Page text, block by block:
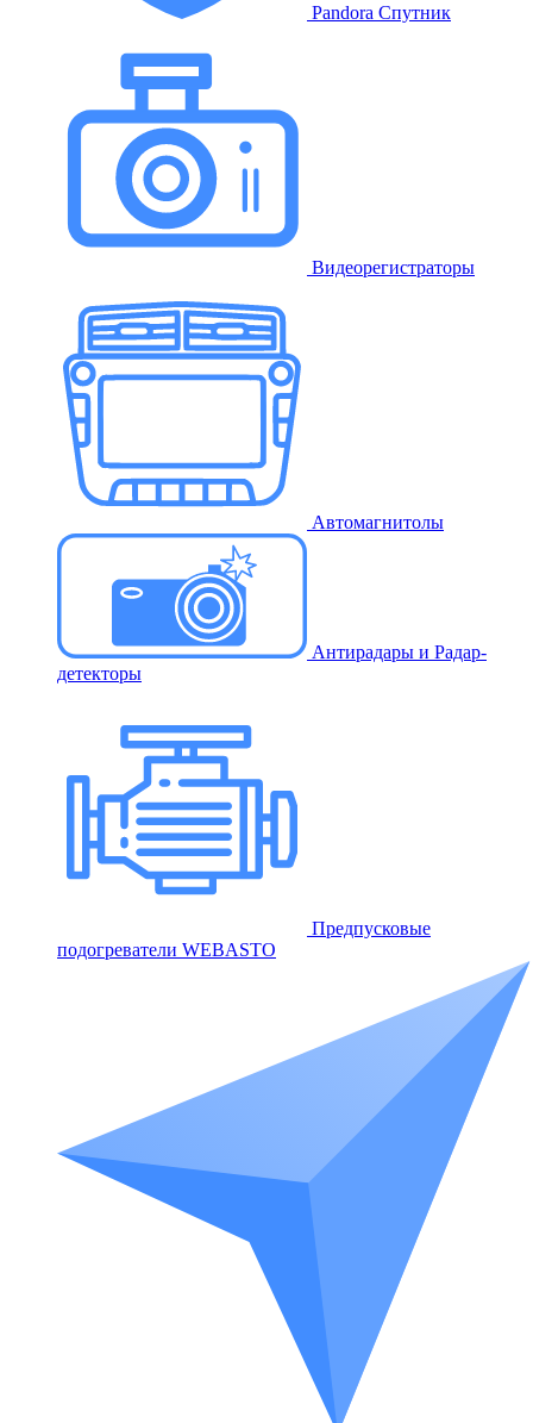
Pandora Спутник
Видеорегистраторы
Автомагнитолы
Антирадары и Радар-
детекторы
Предпусковые
подогреватели WEBASTO